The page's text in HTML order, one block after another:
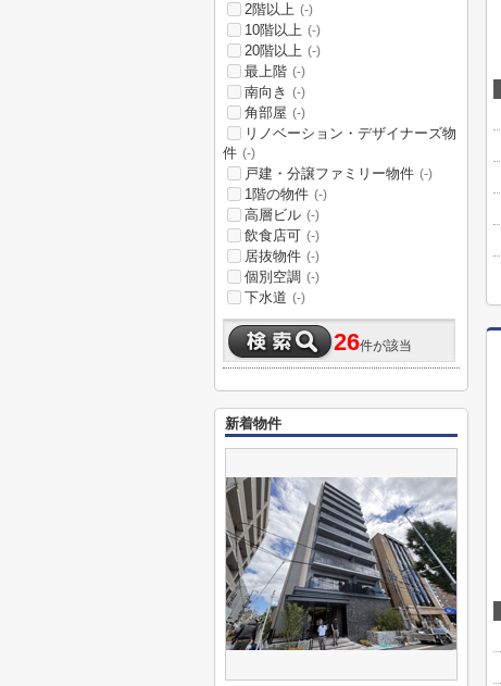
2階以上 (-)
10階以上 (-)
20階以上 (-)
最上階 (-)
南向き (-)
角部屋 (-)
リノベーション・デザイナーズ物
件 (-)
戸建・分譲ファミリー物件 (-)
1階の物件 (-)
高層ビル (-)
飲食店可 (-)
居抜物件 (-)
個別空調 (-)
下水道 (-)
26件が該当
新着物件